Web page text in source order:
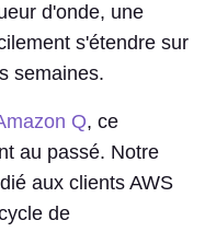
d'onde, une
s'étendre sur
semaines.
Q, ce
au passé. Notre
aux clients AWS
de